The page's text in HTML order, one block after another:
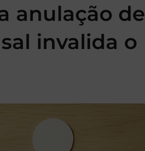
anulação de
invalida o